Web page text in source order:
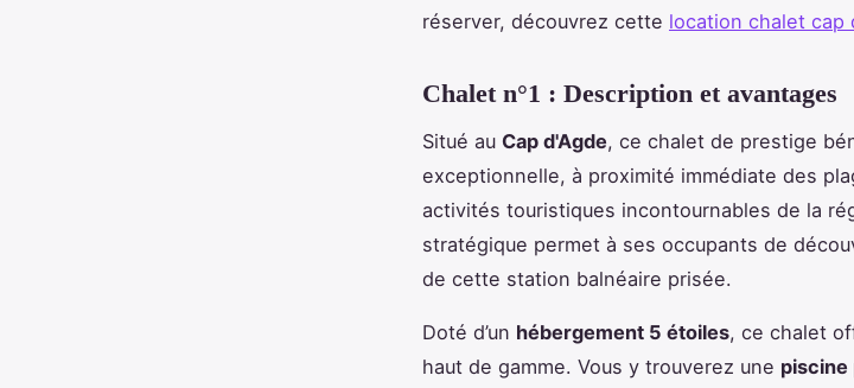
réserver, découvrez cette location chalet cap
Chalet n°1 : Description et avantages
Situé au Cap d'Agde, ce chalet de prestige
exceptionnelle, à proximité immédiate des
activités touristiques incontournables de la
stratégique permet à ses occupants de
de cette station balnéaire prisée.
Doté d’un hébergement 5 étoiles, ce chalet
haut de gamme. Vous y trouverez une piscine